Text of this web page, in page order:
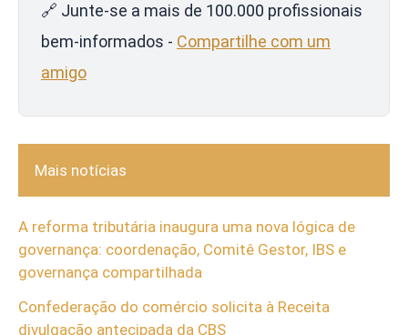
🔗 Junte-se a mais de 100.000 profissionais
bem-informados - Compartilhe com um
amigo
Mais notícias
A reforma tributária inaugura uma nova lógica de
governança: coordenação, Comitê Gestor, IBS e
governança compartilhada
Confederação do comércio solicita à Receita
divulgação antecipada da CBS